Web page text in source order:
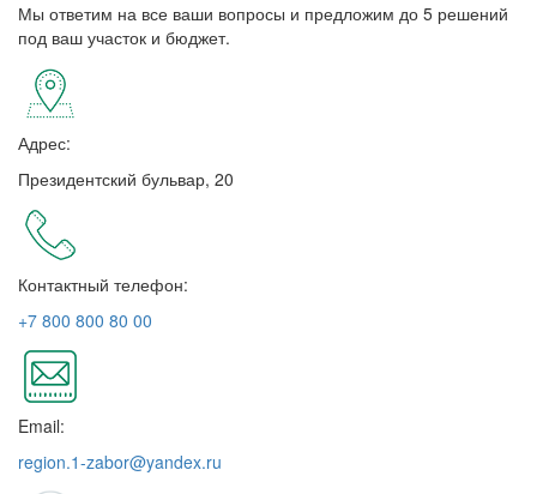
Мы ответим на все ваши вопросы и предложим до 5 решений
под ваш участок и бюджет.
Адрес:
Президентский бульвар, 20
Контактный телефон:
+7 800 800 80 00
Email:
region.1-zabor@yandex.ru